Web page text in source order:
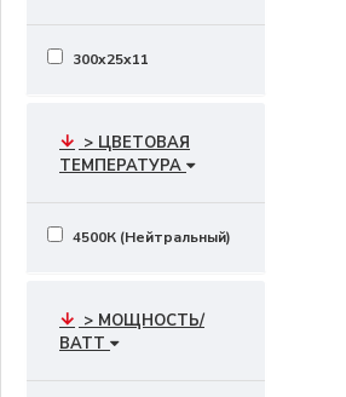
300x25x11
> ЦВЕТОВАЯ
ТЕМПЕРАТУРА
4500К (Нейтральный)
> МОЩНОСТЬ/
ВАТТ